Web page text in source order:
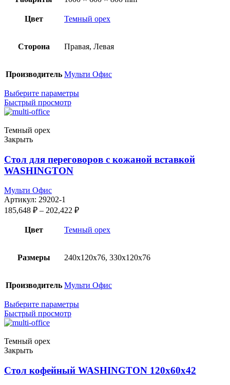
Цвет Темный орех
Сторона Правая, Левая
Производитель Мульти Офис
Выберите параметры
Быстрый просмотр
Темный орех
Закрыть
Стол для переговоров с кожаной вставкой
WASHINGTON
Мульти Офис
Артикул: 29202-1
185,648 ₽ – 202,422 ₽
Цвет Темный орех
Размеры 240x120x76, 330x120x76
Производитель Мульти Офис
Выберите параметры
Быстрый просмотр
Темный орех
Закрыть
Стол кофейный WASHINGTON 120x60x42